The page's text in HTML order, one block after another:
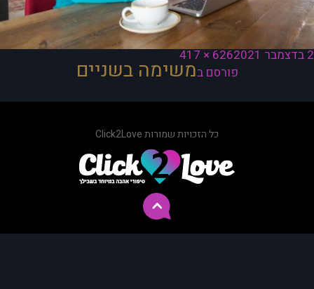
פורסם
2 בדצמבר 2021 מסך
מלא
626 × 417
פורסם במשימה בשניים
כל הזכויות שמורות Click2Love